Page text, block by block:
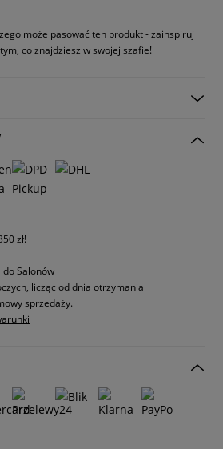
może pasować ten produkt - zainspiruj
co znajdziesz w swojej szafie!
zł!
Salonów
licząc od dnia otrzymania
sprzedaży.